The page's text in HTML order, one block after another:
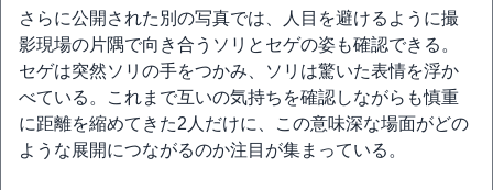
さらに公開された別の写真では、人目を避けるように撮
影現場の片隅で向き合うソリとセゲの姿も確認できる。
セゲは突然ソリの手をつかみ、ソリは驚いた表情を浮か
べている。これまで互いの気持ちを確認しながらも慎重
に距離を縮めてきた2人だけに、この意味深な場面がどの
ような展開につながるのか注目が集まっている。